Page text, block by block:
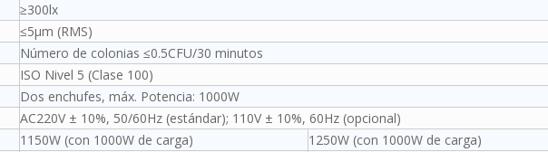
≥300lx
≤5μm (RMS)
Número de colonias ≤0.5CFU/30 minutos
ISO Nivel 5 (Clase 100)
Dos enchufes, máx. Potencia: 1000W
AC220V ± 10%, 50/60Hz (estándar); 110V ± 10%, 60Hz (opcional)
1150W (con 1000W de carga)
1250W (con 1000W de carga)